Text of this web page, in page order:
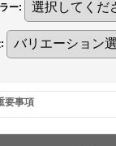
ー:
:
要事項